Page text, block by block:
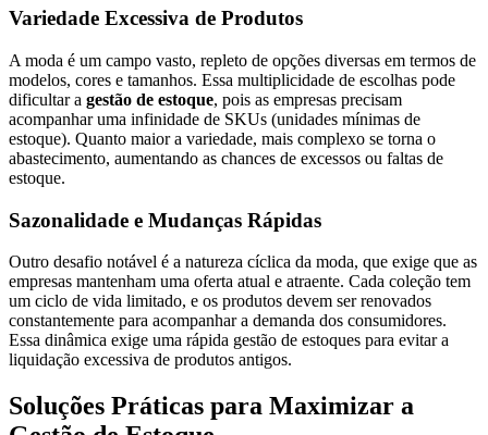
Variedade Excessiva de Produtos
A moda é um campo vasto, repleto de opções diversas em termos de
modelos, cores e tamanhos. Essa multiplicidade de escolhas pode
dificultar a gestão de estoque, pois as empresas precisam
acompanhar uma infinidade de SKUs (unidades mínimas de
estoque). Quanto maior a variedade, mais complexo se torna o
abastecimento, aumentando as chances de excessos ou faltas de
estoque.
Sazonalidade e Mudanças Rápidas
Outro desafio notável é a natureza cíclica da moda, que exige que as
empresas mantenham uma oferta atual e atraente. Cada coleção tem
um ciclo de vida limitado, e os produtos devem ser renovados
constantemente para acompanhar a demanda dos consumidores.
Essa dinâmica exige uma rápida gestão de estoques para evitar a
liquidação excessiva de produtos antigos.
Soluções Práticas para Maximizar a